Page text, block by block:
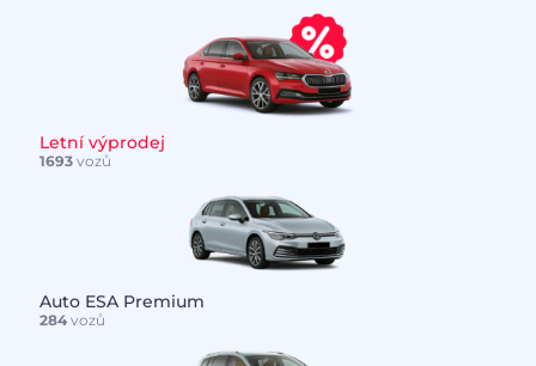
Letní výprodej
1693vozů
Auto ESA Premium
284vozů